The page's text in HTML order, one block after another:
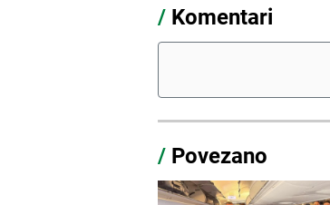
/ Komentari
/ Povezano